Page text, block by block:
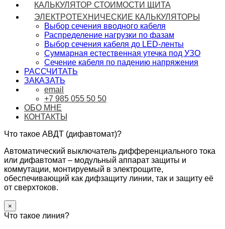
КАЛЬКУЛЯТОР СТОИМОСТИ ЩИТА
ЭЛЕКТРОТЕХНИЧЕСКИЕ КАЛЬКУЛЯТОРЫ
Выбор сечения вводного кабеля
Распределение нагрузки по фазам
Выбор сечения кабеля до LED-ленты
Суммарная естественная утечка под УЗО
Сечение кабеля по падению напряжения
РАССЧИТАТЬ
ЗАКАЗАТЬ
email
+7 985 055 50 50
ОБО МНЕ
КОНТАКТЫ
Что такое АВДТ (дифавтомат)?
Автоматический выключатель дифференциального тока
или дифавтомат – модульный аппарат защиты и
коммутации, монтируемый в электрощите,
обеспечивающий как дифзащиту линии, так и защиту её
от сверхтоков.
×
Что такое линия?